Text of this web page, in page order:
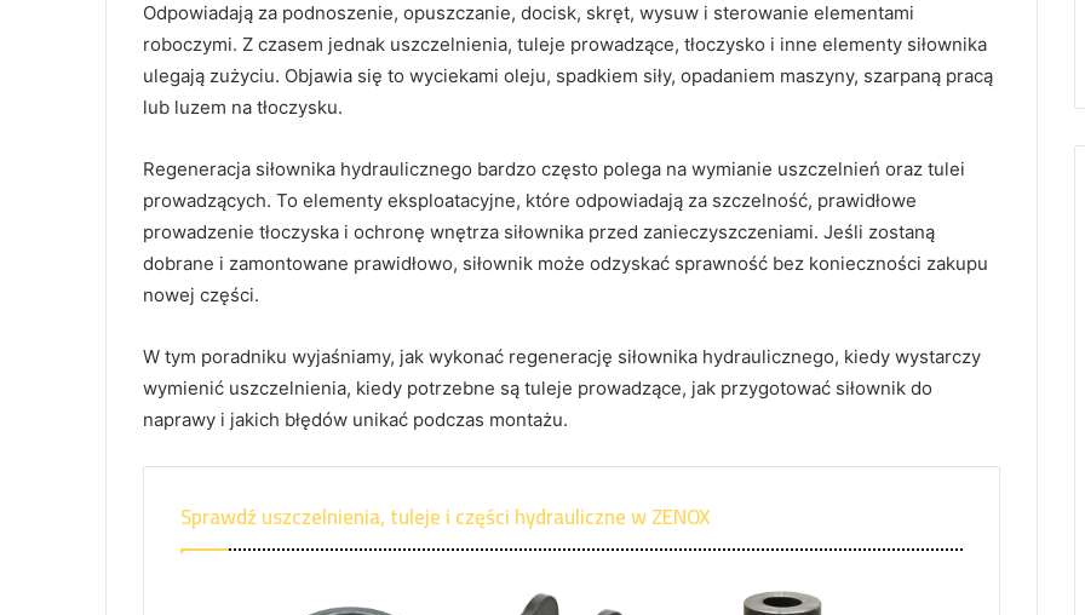
Odpowiadają za podnoszenie, opuszczanie, docisk, skręt, wysuw i sterowanie elementami
roboczymi. Z czasem jednak uszczelnienia, tuleje prowadzące, tłoczysko i inne elementy siłownika
ulegają zużyciu. Objawia się to wyciekami oleju, spadkiem siły, opadaniem maszyny, szarpaną pracą
lub luzem na tłoczysku.
Regeneracja siłownika hydraulicznego bardzo często polega na wymianie uszczelnień oraz tulei
prowadzących. To elementy eksploatacyjne, które odpowiadają za szczelność, prawidłowe
prowadzenie tłoczyska i ochronę wnętrza siłownika przed zanieczyszczeniami. Jeśli zostaną
dobrane i zamontowane prawidłowo, siłownik może odzyskać sprawność bez konieczności zakupu
nowej części.
W tym poradniku wyjaśniamy, jak wykonać regenerację siłownika hydraulicznego, kiedy wystarczy
wymienić uszczelnienia, kiedy potrzebne są tuleje prowadzące, jak przygotować siłownik do
naprawy i jakich błędów unikać podczas montażu.
Sprawdź uszczelnienia, tuleje i części hydrauliczne w ZENOX